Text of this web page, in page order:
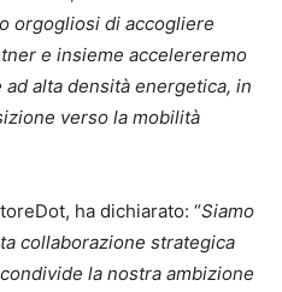
orgogliosi di accogliere
e insieme accelereremo
alta densità energetica, in
verso la mobilità
ha dichiarato: “Siamo
collaborazione strategica
la nostra ambizione